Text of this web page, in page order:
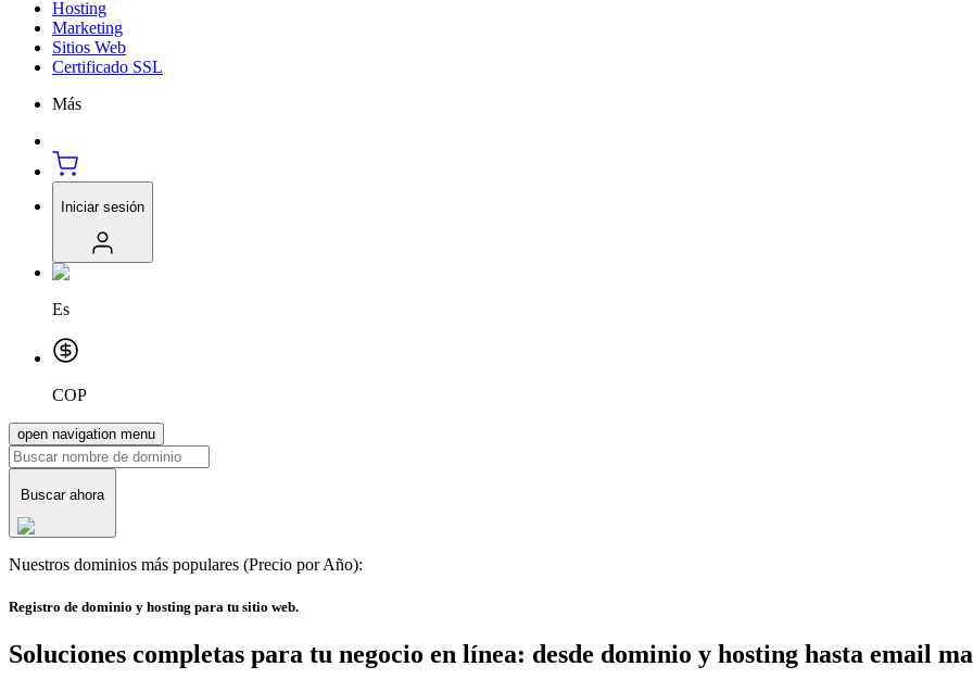
Hosting
Marketing
Sitios Web
Certificado SSL
Más
Iniciar sesión
Es
COP
open navigation menu
Buscar ahora
Nuestros dominios más populares (Precio por Año):
Registro de dominio y hosting para tu sitio web.
Soluciones completas para tu negocio en línea: desde dominio y hosting hasta email